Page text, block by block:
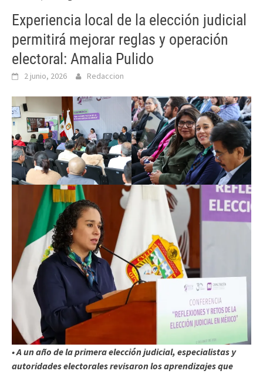
Experiencia local de la elección judicial
permitirá mejorar reglas y operación
electoral: Amalia Pulido
2 junio, 2026 Redaccion
• A un año de la primera elección judicial, especialistas y
autoridades electorales revisaron los aprendizajes que